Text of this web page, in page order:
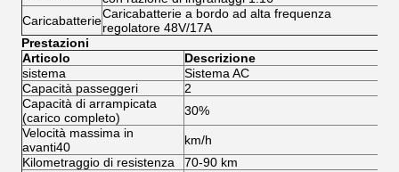
CaricabatterieCaricabatterie a bordo ad alta frequenza
regolatore 48V/17A
Prestazioni
Articolo
Descrizione
sistema
Sistema AC
Capacità passeggeri
2
Capacità di arrampicata
(carico completo)
30%
Velocità massima in
avanti40
km/h
Kilometraggio di resistenza
70-90 km